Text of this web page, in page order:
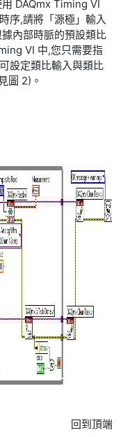
DAQmx Timing VI
序,請將「源極」輸入
內部時脈的預設類比
VI 中,您只需要指
設定類比輸入與類比
圖 2)。
回到頂端